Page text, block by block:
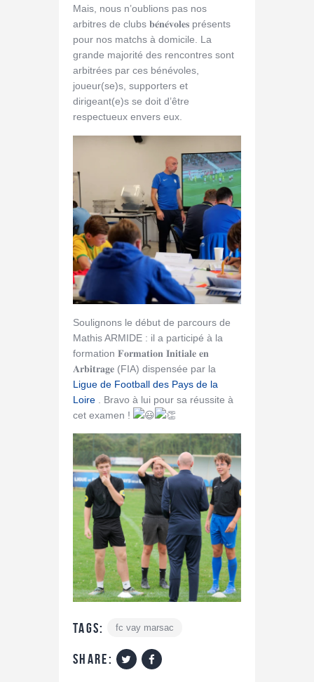
Mais, nous n’oublions pas nos
arbitres de clubs 𝐛𝐞́𝐧𝐞́𝐯𝐨𝐥𝐞𝐬 présents
pour nos matchs à domicile. La
grande majorité des rencontres sont
arbitrées par ces bénévoles,
joueur(se)s, supporters et
dirigeant(e)s se doit d’être
respectueux envers eux.
Soulignons le début de parcours de
Mathis ARMIDE : il a participé à la
formation 𝐅𝐨𝐫𝐦𝐚𝐭𝐢𝐨𝐧 𝐈𝐧𝐢𝐭𝐢𝐚𝐥𝐞 𝐞𝐧
𝐀𝐫𝐛𝐢𝐭𝐫𝐚𝐠𝐞 (FIA) dispensée par la
Ligue de Football des Pays de la
Loire . Bravo à lui pour sa réussite à
cet examen !
Tags: fc vay marsac
share: